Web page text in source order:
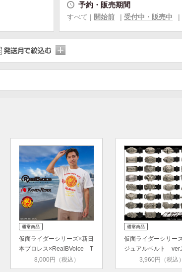
予約・販売期間
すべて | 開始前 | 受付中・販売中 |
仮面ライダーシリーズ×新日
本プロレス×RealBVoice T
8,000円（税込）
仮面ライダーシリー
ジュアルベルト
30種）3,960円（税込）